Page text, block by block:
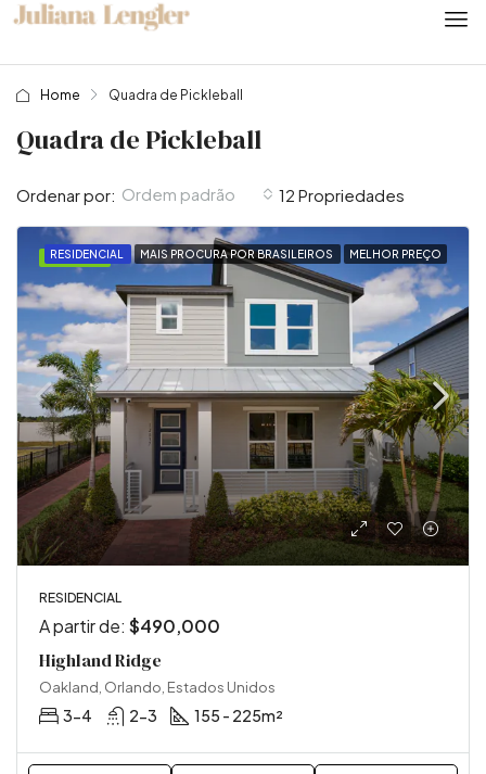
Home Quadra de Pickleball
Quadra de Pickleball
12 Propriedades
Ordenar por: Ordem padrão
DESTAQUE
RESIDENCIAL MAIS PROCURA POR BRASILEIROS MELHOR PREÇO
RESIDENCIAL
A partir de: $490,000
Highland Ridge
Oakland, Orlando, Estados Unidos
3-4 2-3 155 - 225m²